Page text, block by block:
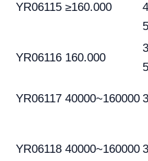
YR06115 ≥160.000
YR06116 160.000
YR06117 40000~160000
YR06118 40000~160000